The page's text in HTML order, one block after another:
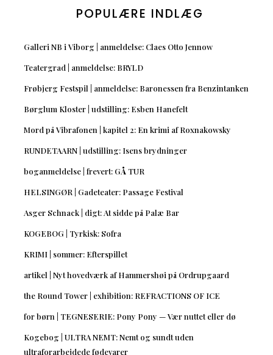
POPULÆRE INDLÆG
Galleri NB i Viborg | anmeldelse: Claes Otto Jennow
Teatergrad | anmeldelse: BRYLD
Frøbjerg Festspil | anmeldelse: Baronessen fra Benzintanken
Børglum Kloster | udstilling: Esben Hanefelt
Mord på Vibrafonen | kapitel 2: En krimi af Roxnakowsky
RUNDETAARN | udstilling: Isens brydninger
boganmeldelse | frevert: GÅ TUR
HELSINGØR | Gadeteater: Passage Festival
Asger Schnack | digt: At sidde på Palæ Bar
KOGEBOG | Tyrkisk: Sofra
KRIMI | sommer: Efterspillet
artikel | Nyt hovedværk af Hammershøi på Ordrupgaard
the Round Tower | exhibition: REFRACTIONS OF ICE
for børn | TEGNESERIE: Pony Pony — Vær nuttet eller dø
Kogebog | ULTRA NEMT: Nemt og sundt uden
ultraforarbejdede fødevarer